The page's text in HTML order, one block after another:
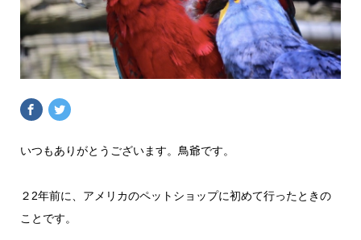
いつもありがとうございます。鳥爺です。
２2年前に、アメリカのペットショップに初めて行ったときの
ことです。